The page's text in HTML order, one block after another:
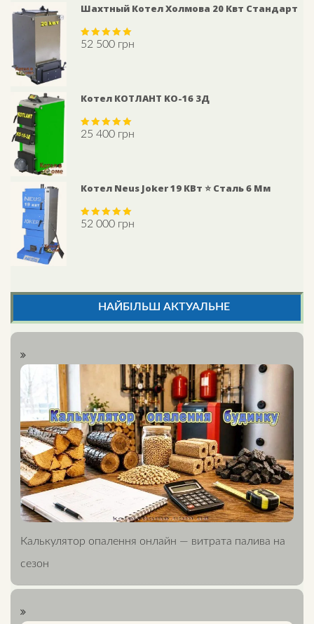
Шахтный Котел Холмова 20 Квт Стандарт
Rated5.00
52 500 грн
Котел КОТЛАНТ KO-16 3Д
Rated5.00
25 400 грн
Котел Neus Joker 19 КВт ⭐ Сталь 6 Мм
Rated5.00
52 000 грн
НАЙБІЛЬШ АКТУАЛЬНЕ
Калькулятор опалення онлайн — витрата палива на
сезон